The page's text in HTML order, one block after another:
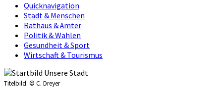
Quicknavigation
Stadt & Menschen
Rathaus & Ämter
Politik & Wahlen
Gesundheit & Sport
Wirtschaft & Tourismus
Titelbild: © C. Dreyer